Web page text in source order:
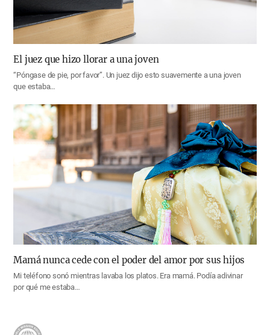
El juez que hizo llorar a una joven
“Póngase de pie, por favor”. Un juez dijo esto suavemente a una joven
que estaba…
Mamá nunca cede con el poder del amor por sus hijos
Mi teléfono sonó mientras lavaba los platos. Era mamá. Podía adivinar
por qué me estaba…